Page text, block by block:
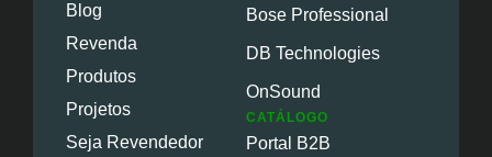
Blog
Revenda
Produtos
Projetos
Seja Revendedor
Bose Professional
DB Technologies
OnSound
CATÁLOGO
Portal B2B